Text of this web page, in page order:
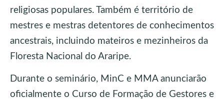
religiosas populares. Também é território de
mestres e mestras detentores de conhecimentos
ancestrais, incluindo mateiros e mezinheiros da
Floresta Nacional do Araripe.
Durante o seminário, MinC e MMA anunciarão
oficialmente o Curso de Formação de Gestores e